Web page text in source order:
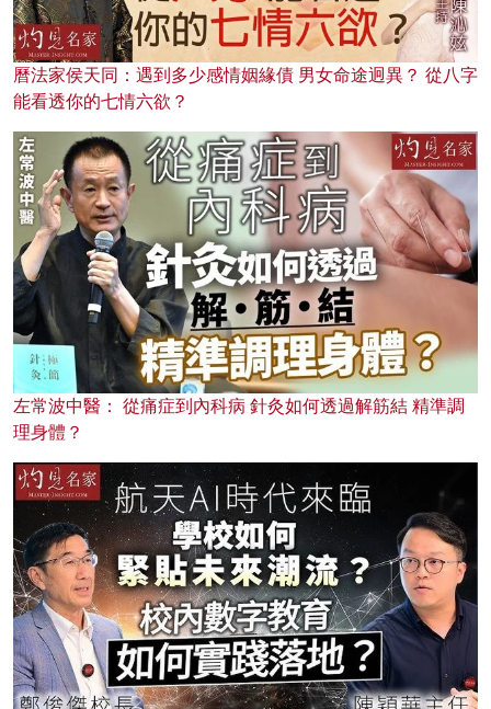
曆法家侯天同：遇到多少感情姻緣債 男女命途迥異？ 從八字
能看透你的七情六欲？
左常波中醫： 從痛症到內科病 針灸如何透過解筋結 精準調
理身體？